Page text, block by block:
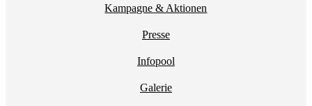
Kampagne & Aktionen
Presse
Infopool
Galerie